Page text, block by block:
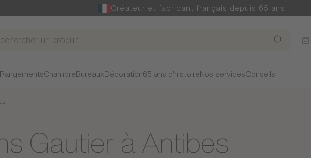
Créateur et fabricant français depuis 65 ans
RangementsChambre Bureaux Décoration65 ans d'histoire Nos servicesConseils
Gautier à Antibes